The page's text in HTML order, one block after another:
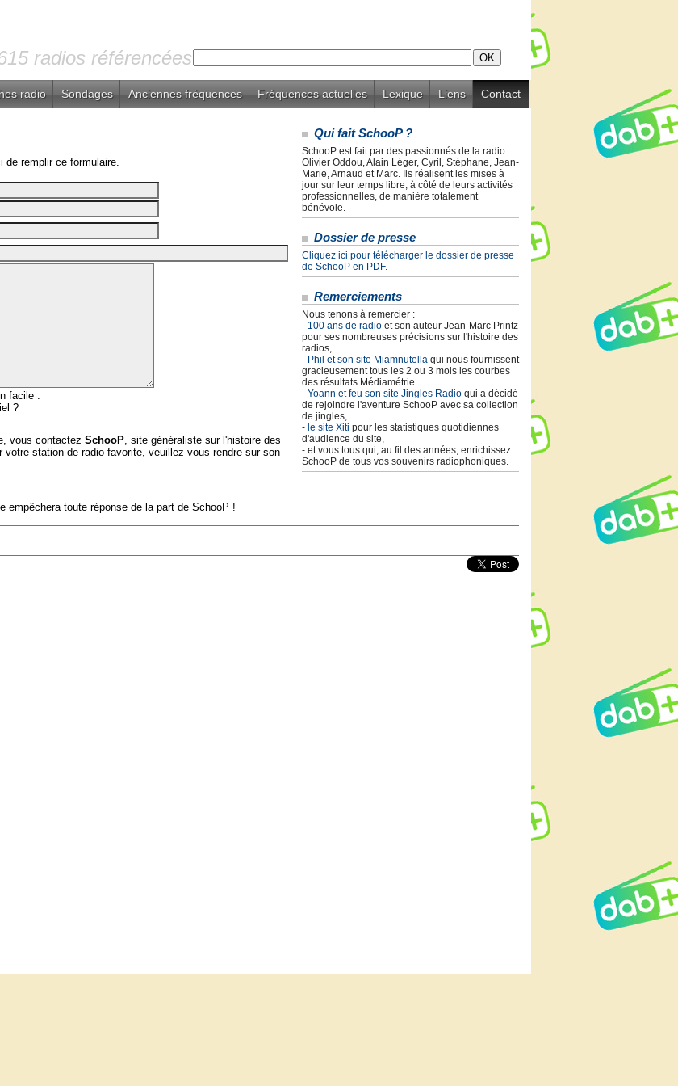
radios référencées
radio Sondages Anciennes fréquences Fréquences actuelles Lexique Liens Contact
de remplir ce formulaire.
facile :
?
vous contactez SchooP, site généraliste sur l'histoire des
votre station de radio favorite, veuillez vous rendre sur son
empêchera toute réponse de la part de SchooP !
Qui fait SchooP ?
SchooP est fait par des passionnés de la radio :
Olivier Oddou, Alain Léger, Cyril, Stéphane, Jean-
Marie, Arnaud et Marc. Ils réalisent les mises à
jour sur leur temps libre, à côté de leurs activités
professionnelles, de manière totalement
bénévole.
Dossier de presse
Cliquez ici pour télécharger le dossier de presse
de SchooP en PDF.
Remerciements
Nous tenons à remercier :
- 100 ans de radio et son auteur Jean-Marc Printz
pour ses nombreuses précisions sur l'histoire des
radios,
- Phil et son site Miamnutella qui nous fournissent
gracieusement tous les 2 ou 3 mois les courbes
des résultats Médiamétrie
- Yoann et feu son site Jingles Radio qui a décidé
de rejoindre l'aventure SchooP avec sa collection
de jingles,
- le site Xiti pour les statistiques quotidiennes
d'audience du site,
- et vous tous qui, au fil des années, enrichissez
SchooP de tous vos souvenirs radiophoniques.